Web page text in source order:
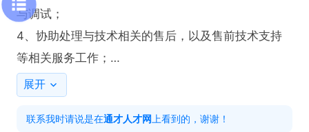
与调试；
4、协助处理与技术相关的售后，以及售前技术支持
等相关服务工作；
1、计算机、自动化、电子、电气、智能化等相关专
展开
联系我时请说是在通才人才网 上看到的，谢谢！